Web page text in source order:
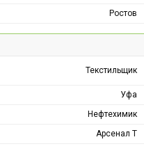
Ростов
Текстильщик
Уфа
Нефтехимик
Арсенал Т